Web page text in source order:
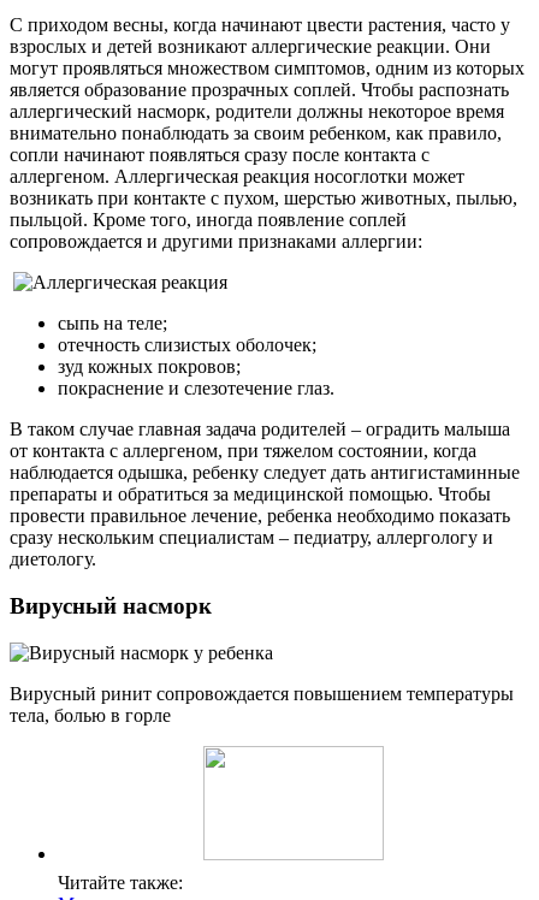
С приходом весны, когда начинают цвести растения, часто у
взрослых и детей возникают аллергические реакции. Они
могут проявляться множеством симптомов, одним из которых
является образование прозрачных соплей. Чтобы распознать
аллергический насморк, родители должны некоторое время
внимательно понаблюдать за своим ребенком, как правило,
сопли начинают появляться сразу после контакта с
аллергеном. Аллергическая реакция носоглотки может
возникать при контакте с пухом, шерстью животных, пылью,
пыльцой. Кроме того, иногда появление соплей
сопровождается и другими признаками аллергии:
сыпь на теле;
отечность слизистых оболочек;
зуд кожных покровов;
покраснение и слезотечение глаз.
В таком случае главная задача родителей – оградить малыша
от контакта с аллергеном, при тяжелом состоянии, когда
наблюдается одышка, ребенку следует дать антигистаминные
препараты и обратиться за медицинской помощью. Чтобы
провести правильное лечение, ребенка необходимо показать
сразу нескольким специалистам – педиатру, аллергологу и
диетологу.
Вирусный насморк
Вирусный ринит сопровождается повышением температуры
тела, болью в горле
Читайте также: